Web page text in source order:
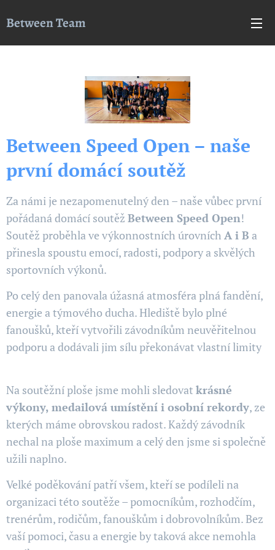
Between Team
Between Speed Open – naše
první domácí soutěž 🩵🏆
Za námi je nezapomenutelný den – naše vůbec první
pořádaná domácí soutěž Between Speed Open!
Soutěž proběhla ve výkonnostních úrovních A i B a
přinesla spoustu emocí, radosti, podpory a skvělých
sportovních výkonů.
Po celý den panovala úžasná atmosféra plná fandění,
energie a týmového ducha. Hlediště bylo plné
fanoušků, kteří vytvořili závodníkům neuvěřitelnou
podporu a dodávali jim sílu překonávat vlastní limity
Na soutěžní ploše jsme mohli sledovat krásné
výkony, medailová umístění i osobní rekordy, ze
kterých máme obrovskou radost. Každý závodník
nechal na ploše maximum a celý den jsme si společně
užili naplno.
Velké poděkování patří všem, kteří se podíleli na
organizaci této soutěže – pomocníkům, rozhodčím,
trenérům, rodičům, fanouškům i dobrovolníkům. Bez
vaší pomoci, času a energie by taková akce nemohla